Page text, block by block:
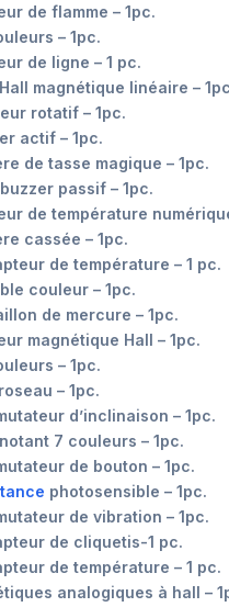
de flamme – 1pc.
– 1pc.
de ligne – 1 pc.
magnétique linéaire –
rotatif – 1pc.
actif – 1pc.
de tasse magique – 1pc.
passif – 1pc.
de température
cassée – 1pc.
de température – 1 pc.
couleur – 1pc.
de mercure – 1pc.
magnétique Hall – 1pc.
– 1pc.
– 1pc.
d’inclinaison – 1pc.
7 couleurs – 1pc.
de bouton – 1pc.
photosensible – 1pc.
de vibration – 1pc.
de cliquetis-1 pc.
de température – 1 pc.
analogiques à hall –